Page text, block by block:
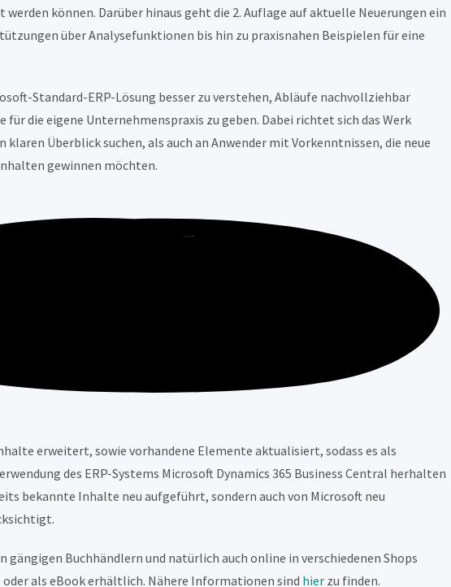
können. Darüber hinaus geht die 2. Auflage auf aktuelle Neuerungen ein
über Analysefunktionen bis hin zu praxisnahen Beispielen für eine
Standard-ERP-Lösung besser zu verstehen, Abläufe nachvollziehbar
die eigene Unternehmenspraxis zu geben. Dabei richtet sich das Werk
klaren Überblick suchen, als auch an Anwender mit Vorkenntnissen, die neue
gewinnen möchten.
erweitert, sowie vorhandene Elemente aktualisiert, sodass es als
des ERP-Systems Microsoft Dynamics 365 Business Central herhalten
bekannte Inhalte neu aufgeführt, sondern auch von Microsoft neu
gängigen Buchhändlern und natürlich auch online in verschiedenen Shops
oder als eBook erhältlich. Nähere Informationen sind hier zu finden.